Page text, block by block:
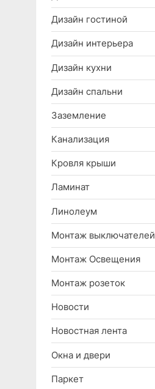
Дизайн гостиной
Дизайн интерьера
Дизайн кухни
Дизайн спальни
Заземление
Канализация
Кровля крыши
Ламинат
Линолеум
Монтаж выключателей
Монтаж Освещения
Монтаж розеток
Новости
Новостная лента
Окна и двери
Паркет